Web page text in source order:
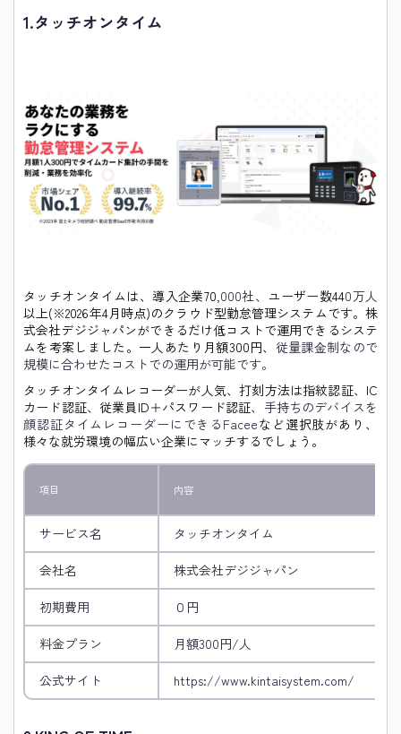
1.タッチオンタイム
タッチオンタイムは、導入企業70 ,000社、ユーザー数440万人
以上(※2026年4月時点)のクラウド型勤怠管理システムです。株
式会社デジジャパンができるだけ低コストで運用できるシステ
ムを考案しました。一人あたり月額300円、 従量課⾦制なので
規模に合わせたコストでの運用が可能です。
タッチオンタイムレコーダーが人気、打刻方法は指紋認証、IC
カード認証、従業員ID＋パスワード認証、 手持ちのデバイスを
顔認証タイムレコーダーにできるFaceeなど選択肢があり、
様々な就労環境の幅広い企業にマッチするでしょう。
項目 内容
サービス名 タッチオンタイム
会社名 株式会社デジジャパン
初期費用 ０円
料金プラン 月額300円/人
公式サイト https://www.kintaisystem.com/